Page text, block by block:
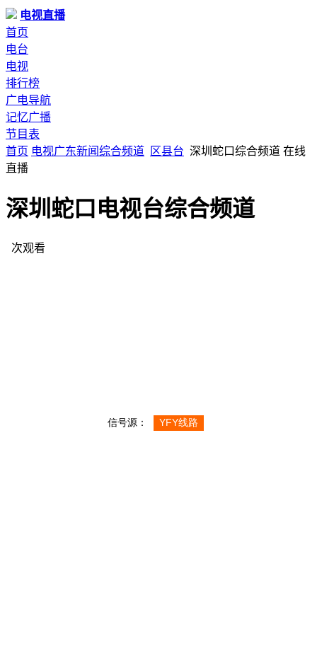
电视直播
首页
电台
电视
排行榜
广电导航
记忆广播
节目表
首页 电视广东新闻综合频道 区县台 深圳蛇口综合频道 在线
直播
深圳蛇口电视台综合频道
次观看